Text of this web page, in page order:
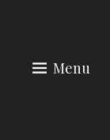
Menu